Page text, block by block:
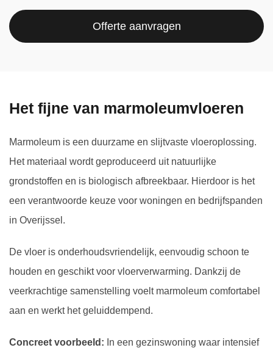
Offerte aanvragen
Het fijne van marmoleumvloeren
Marmoleum is een duurzame en slijtvaste vloeroplossing.
Het materiaal wordt geproduceerd uit natuurlijke
grondstoffen en is biologisch afbreekbaar. Hierdoor is het
een verantwoorde keuze voor woningen en bedrijfspanden
in Overijssel.
De vloer is onderhoudsvriendelijk, eenvoudig schoon te
houden en geschikt voor vloerverwarming. Dankzij de
veerkrachtige samenstelling voelt marmoleum comfortabel
aan en werkt het geluiddempend.
Concreet voorbeeld: In een gezinswoning waar intensief